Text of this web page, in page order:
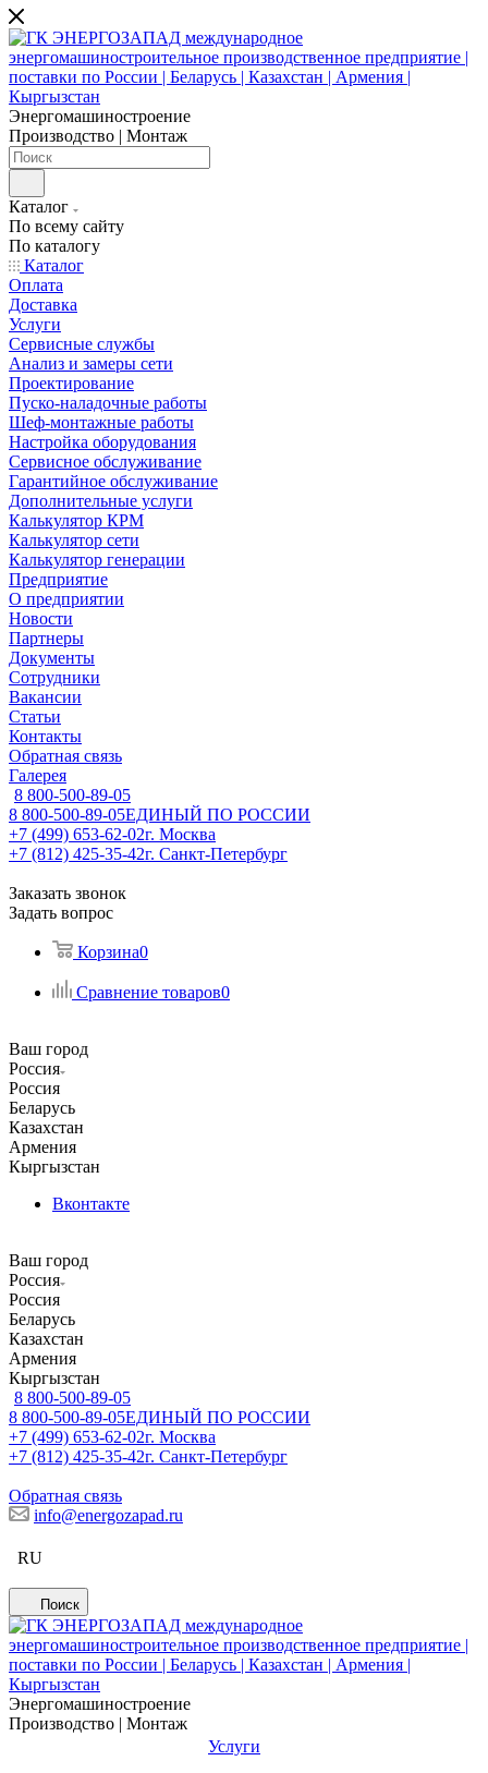
Энергомашиностроение
Производство | Монтаж
Каталог
По всему сайту
По каталогу
Каталог
Оплата
Доставка
Услуги
Сервисные службы
Анализ и замеры сети
Проектирование
Пуско-наладочные работы
Шеф-монтажные работы
Настройка оборудования
Сервисное обслуживание
Гарантийное обслуживание
Дополнительные услуги
Калькулятор КРМ
Калькулятор сети
Калькулятор генерации
Предприятие
О предприятии
Новости
Партнеры
Документы
Сотрудники
Вакансии
Статьи
Контакты
Обратная связь
Галерея
8 800-500-89-05
8 800-500-89-05ЕДИНЫЙ ПО РОССИИ
+7 (499) 653-62-02г. Москва
+7 (812) 425-35-42г. Санкт-Петербург
Заказать звонок
Задать вопрос
Корзина0
Сравнение товаров0
Ваш город
Россия
Россия
Беларусь
Казахстан
Армения
Кыргызстан
Вконтакте
Ваш город
Россия
Россия
Беларусь
Казахстан
Армения
Кыргызстан
8 800-500-89-05
8 800-500-89-05ЕДИНЫЙ ПО РОССИИ
+7 (499) 653-62-02г. Москва
+7 (812) 425-35-42г. Санкт-Петербург
Обратная связь
info@energozapad.ru
RU
Поиск
Энергомашиностроение
Производство | Монтаж
Услуги